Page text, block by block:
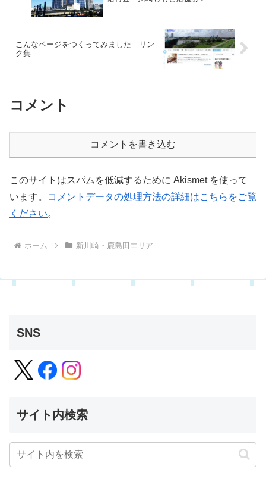
こんなページをつくってみました｜リン
ク集
コメント
コメントを書き込む
このサイトはスパムを低減するために Akismet を使って
います。
コメントデータの処理方法の詳細はこちらをご覧
ください。
ホーム 新川崎・鹿島田エリア
SNS
サイト内検索